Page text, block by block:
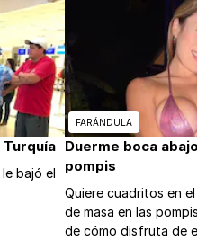
Turquía
bajó el
FARÁNDULA
Duerme boca
pompis
Quiere cuadritos en
de masa en las
de cómo disfruta de